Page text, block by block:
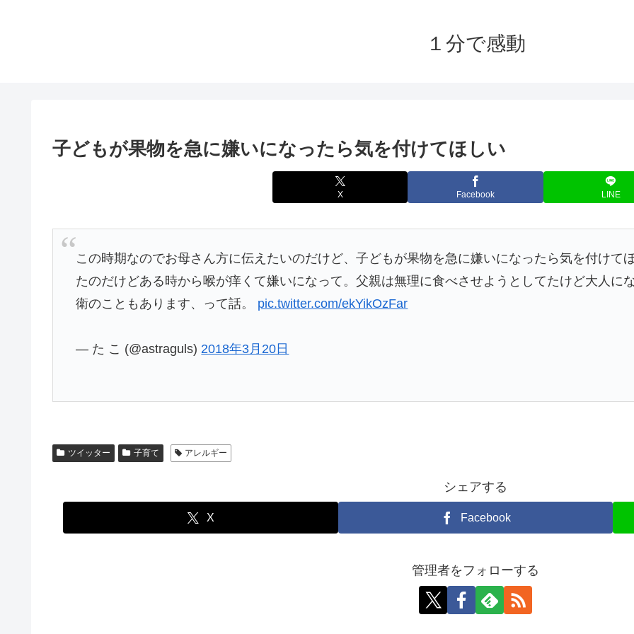
１分で感動
子どもが果物を急に嫌いになったら気を付けてほしい
X Facebook LINE
この時期なのでお母さん方に伝えたいのだけど、子どもが果物を急に嫌いになったら気を付けて
たのだけどある時から喉が痒くて嫌いになって。父親は無理に食べさせようとしてたけど大人に
衛のこともあります、って話。 pic.twitter.com/ekYikOzFar
— た こ (@astraguls) 2018年3月20日
ツイッター 子育て アレルギー
シェアする
X Facebook
管理者をフォローする